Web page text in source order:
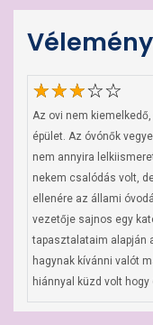
Az ovi nem
épület. Az óvónők
nem annyira
nekem csalódás volt,
ellenére az állami
vezetője sajnos egy
tapasztalataim alapján
hagynak kívánni valót
hiánnyal küzd volt